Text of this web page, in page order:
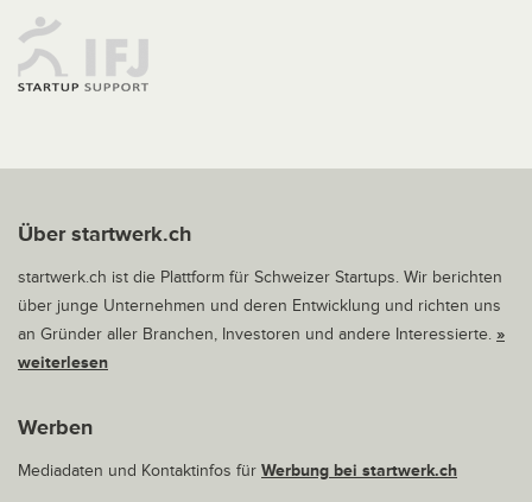
Über startwerk.ch
startwerk.ch ist die Plattform für Schweizer Startups. Wir berichten
über junge Unternehmen und deren Entwicklung und richten uns
an Gründer aller Branchen, Investoren und andere Interessierte. »
weiterlesen
Werben
Mediadaten und Kontaktinfos für Werbung bei startwerk.ch